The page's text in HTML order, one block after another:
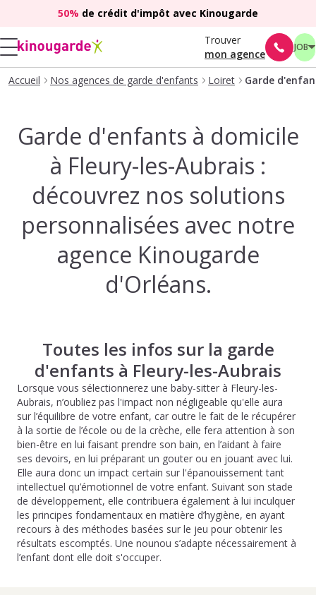
50% de crédit d'impôt avec Kinougarde
Trouver
mon agence
JOB
Accueil Nos agences de garde d'enfants Loiret Garde
Garde d'enfants à domicile
à Fleury-les-Aubrais :
découvrez nos solutions
personnalisées avec notre
agence Kinougarde
d'Orléans.
Toutes les infos sur la garde
d'enfants à Fleury-les-Aubrais
Lorsque vous sélectionnerez une baby-sitter à Fleury-les-
Aubrais, n’oubliez pas l'impact non négligeable qu'elle aura
sur l’équilibre de votre enfant, car outre le fait de le récupérer
à la sortie de l’école ou de la crèche, elle fera attention à son
bien-être en lui faisant prendre son bain, en l’aidant à faire
ses devoirs, en lui préparant un gouter ou en jouant avec lui.
Elle aura donc un impact certain sur l'épanouissement tant
intellectuel qu’émotionnel de votre enfant. Suivant son stade
de développement, elle contribuera également à lui inculquer
les principes fondamentaux en matière d’hygiène, en ayant
recours à des méthodes basées sur le jeu pour obtenir les
résultats escomptés. Une nounou s’adapte nécessairement à
l’enfant dont elle doit s'occuper.